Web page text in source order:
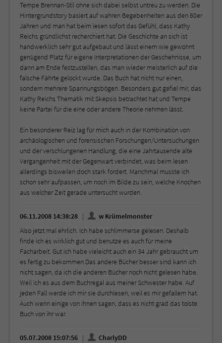
Tempe Brennan-Stil ohne sich dabei selbst untreu zu werden. Die
Hintergrundstory basiert auf wahren Begebenheiten aus den 60er
Jahren und man hat beim lesen sofort das Gefühl, dass Kathy
Reichs gründlichst recherchiert hat. Die Geschichte an sich ist
handwerklich sehr gut aufgebaut und lässt einem wie gewohnt
genügend Platz für eigene Interpretationen der Geschehnisse, um
dann am Ende festzustellen, das man wieder meisterlich auf die
falsche Fährte gelockt wurde. Das Buch hat nicht nur einen,
sondern mehrere Spannungsbögen. Besonders gut gefiel mir, das
Kathy Reichs Thematik mit Skepsis betrachtet hat und Tempe
keine Partei für die eine oder andere Theorie nehmen lässt.
Ein besonderer Reiz lag für mich auch in der Kombination von
archäologischen und forensischen Forschungen/Untersuchungen
und der verschlungenen Handlung, die eine Jahrtausende alte
Vergangenheit mit der Gegenwart verbindet, was beim lesen
allerdings bisweilen doch stark fordert. Manchmal musste ich
schon sehr aufpassen, um noch im Bilde zu sein, welche Knochen
aus welcher Zeit gerade untersucht wurden.
06.11.2008 14:38:28
w Krümelmonster
Also jetzt mal ehrlich. Ich habe schlimmerse gelesen. Deshalb
finde ich es wirklich gut und benutze es auch für meine
Facharbeit. Gut ich habe vieleicht auch ein 34 Jahr gebraucht um
es fertig zu bekommen.Das andere Bücher besser sind kann ich
nicht sagen, da ich die anderen Bücher noch nicht gelesen habe.
Weil ich es aus dem Buchregal aus meiner Schwester habe. Auf
jeden Fall werde ich mir sie durchlesen, weil es mir gefallem hat.
Auch wenn einige von ihnen sagen, dass es nicht grad das tolste
Buch von ihr war.
05.07.2008 15:07:56
CharlyDD